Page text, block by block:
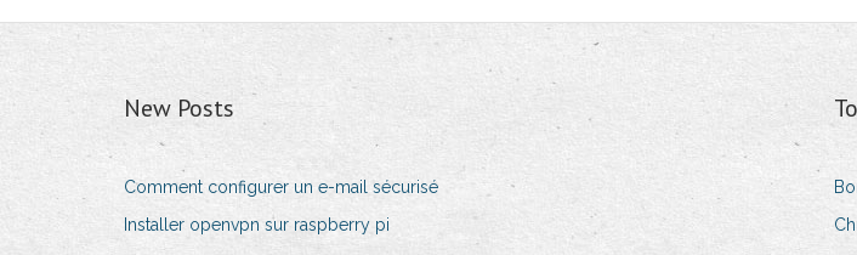
New Posts
Comment configurer un e-mail sécurisé
Installer openvpn sur raspberry pi